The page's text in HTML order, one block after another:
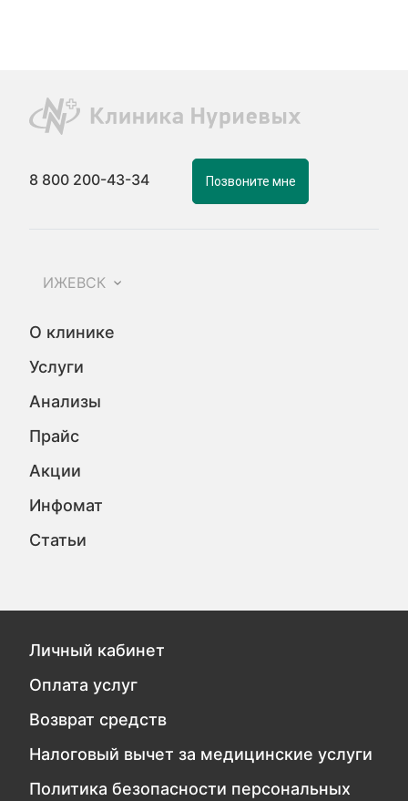
8 800 200-43-34 Позвоните мне
ИЖЕВСК
О клинике
Услуги
Анализы
Прайс
Акции
Инфомат
Статьи
Личный кабинет
Оплата услуг
Возврат средств
Налоговый вычет за медицинские услуги
Политика безопасности персональных